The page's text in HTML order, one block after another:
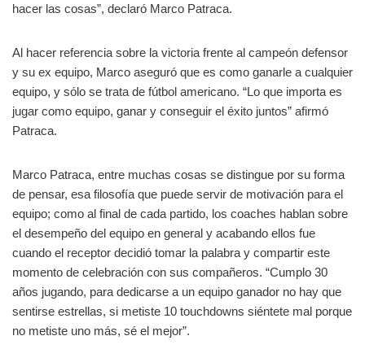
hacer las cosas”, declaró Marco Patraca.
Al hacer referencia sobre la victoria frente al campeón defensor
y su ex equipo, Marco aseguró que es como ganarle a cualquier
equipo, y sólo se trata de fútbol americano. “Lo que importa es
jugar como equipo, ganar y conseguir el éxito juntos” afirmó
Patraca.
Marco Patraca, entre muchas cosas se distingue por su forma
de pensar, esa filosofía que puede servir de motivación para el
equipo; como al final de cada partido, los coaches hablan sobre
el desempeño del equipo en general y acabando ellos fue
cuando el receptor decidió tomar la palabra y compartir este
momento de celebración con sus compañeros. “Cumplo 30
años jugando, para dedicarse a un equipo ganador no hay que
sentirse estrellas, si metiste 10 touchdowns siéntete mal porque
no metiste uno más, sé el mejor”.